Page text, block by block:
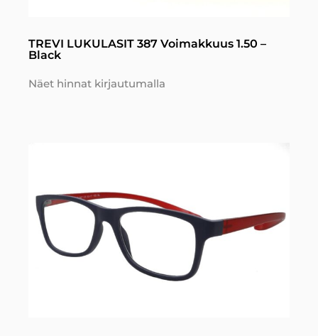
TREVI LUKULASIT 387 Voimakkuus 1.50 –
Black
Näet hinnat kirjautumalla